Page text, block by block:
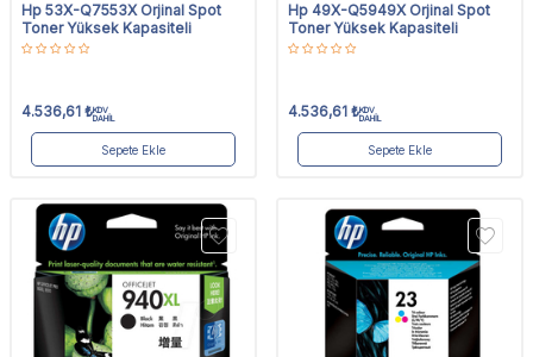
Hp 53X-Q7553X Orjinal Spot
Toner Yüksek Kapasiteli
4.536,61 ₺KDV
DAHİL
Sepete Ekle
Hp 49X-Q5949X Orjinal Spot
Toner Yüksek Kapasiteli
4.536,61 ₺KDV
DAHİL
Sepete Ekle